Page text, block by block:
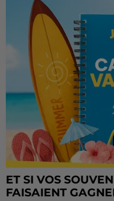
ET SI VOS
FAISAIENT